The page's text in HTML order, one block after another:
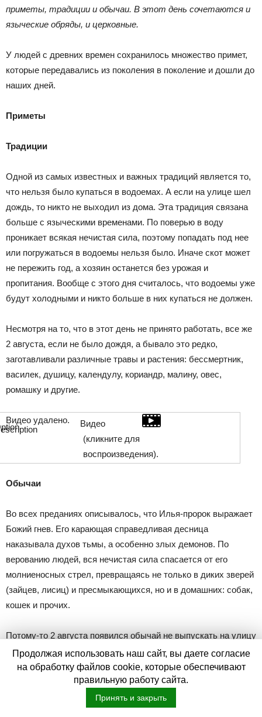
приметы, традиции и обычаи. В этот день сочетаются и
языческие обряды, и церковные.
У людей с древних времен сохранилось множество примет,
которые передавались из поколения в поколение и дошли до
наших дней.
Приметы
Традиции
Одной из самых известных и важных традиций является то,
что нельзя было купаться в водоемах. А если на улице шел
дождь, то никто не выходил из дома. Эта традиция связана
больше с языческими временами. По поверью в воду
проникает всякая нечистая сила, поэтому попадать под нее
или погружаться в водоемы нельзя было. Иначе скот может
не пережить год, а хозяин останется без урожая и
пропитания. Вообще с этого дня считалось, что водоемы уже
будут холодными и никто больше в них купаться не должен.
Несмотря на то, что в этот день не принято работать, все же
2 августа, если не было дождя, а бывало это редко,
заготавливали различные травы и растения: бессмертник,
василек, душицу, календулу, кориандр, малину, овес,
ромашку и другие.
Видео удалено.
Видео
(кликните для
воспроизведения).
Обычаи
Во всех преданиях описывалось, что Илья-пророк выражает
Божий гнев. Его карающая справедливая десница
наказывала духов тьмы, а особенно злых демонов. По
верованию людей, вся нечистая сила спасается от его
молниеносных стрел, превращаясь не только в диких зверей
(зайцев, лисиц) и пресмыкающихся, но и в домашних: собак,
кошек и прочих.
Потому-то 2 августа появился обычай не выпускать на улицу
собак и кошек и не впускать домашних любимцев, чтобы
духи тьмы, нашедшие укрытие в них и спасающиеся от
стрел, не пробрались в жилище, и в дом не попала молния,
предназначенная для них.
Продолжая использовать наш сайт, вы даете согласие
на обработку файлов cookie, которые обеспечивают
правильную работу сайта.
Принять и закрыть